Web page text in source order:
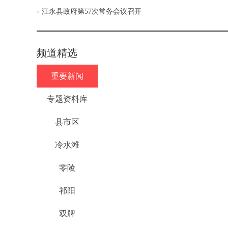
江永县政府第57次常务会议召开
频道精选
重要新闻
专题资料库
县市区
冷水滩
零陵
祁阳
双牌